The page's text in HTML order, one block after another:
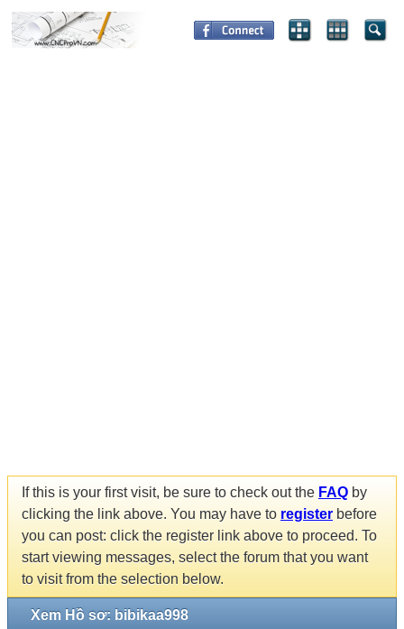
If this is your first visit, be sure to check out the FAQ by
clicking the link above. You may have to register before
you can post: click the register link above to proceed. To
start viewing messages, select the forum that you want
to visit from the selection below.
Xem Hồ sơ: bibikaa998